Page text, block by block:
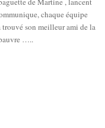
chaque équipe
trouvé son meilleur ami de la
…..